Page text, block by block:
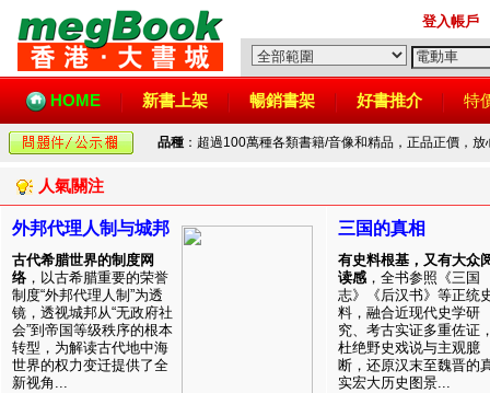
登入帳戶
HOME 新書上架 暢銷書架 好書推介 特
品種 ：超過100萬種各類書籍/音像和精品，正品正價，
人氣關注
外邦代理人制与城邦
古代希腊世界的制度网
络 ，以古希腊重要的荣誉
制度“外邦代理人制”为透
镜，透视城邦从“无政府社
会”到帝国等级秩序的根本
转型，为解读古代地中海
世界的权力变迁提供了全
新视角...
三国的真相
有史料根基，又有大众
读感 ，全书参照《三国
志》《后汉书》等正统
料，融合近现代史学研
究、考古实证多重佐证
杜绝野史戏说与主观臆
断，还原汉末至魏晋的
实宏大历史图景...